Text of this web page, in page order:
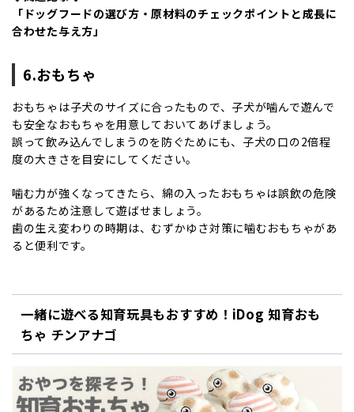
「ドッグフードの選び方・原材料のチェックポイントと成長に
合わせた与え方」
6.おもちゃ
おもちゃは子犬のサイズに合ったもので、子犬が噛んで遊んで
も安全なおもちゃを用意しておいてあげましょう。
誤って飲み込んでしまうのを防ぐためにも、子犬の口の2倍程
度の大きさを目安にしてください。
噛む力が強くなってきたら、綿の入ったおもちゃは誤飲の危険
があるため注意して遊ばせましょう。
歯の生え変わりの時期は、むずかゆさ対策に噛むおもちゃがあ
ると便利です。
一緒に遊べる知育玩具もおすすめ！iDog 知育おも
ちゃ チンアナゴ